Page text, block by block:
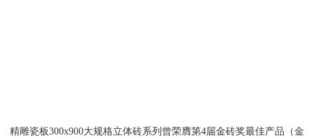
精雕瓷板300x900大规格立体砖系列曾荣膺第4届金砖奖最佳产品（金